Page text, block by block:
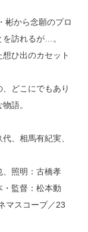
彬から念願のプロ
訪れるが…。
ひ出のカセット
どこにでもあり
語。
、相馬有紀実、
、照明：古橋孝
監督：松本動
マスコープ／23